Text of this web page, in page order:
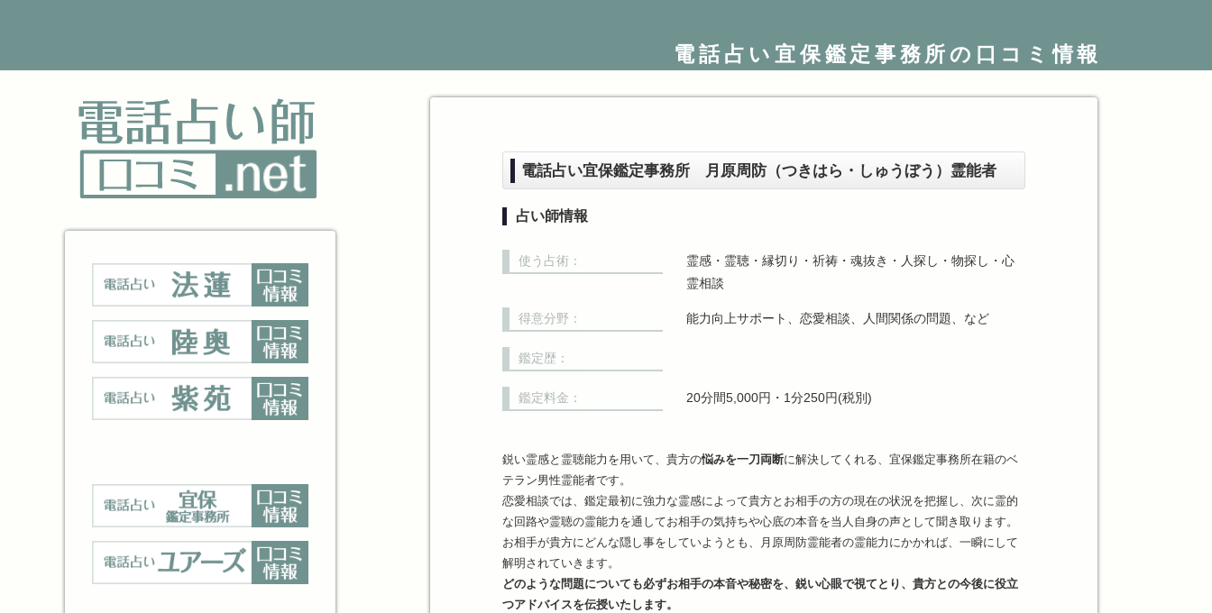
電話占い宜保鑑定事務所の口コミ情報
電話占い宜保鑑定事務所 月原周防（つきはら・しゅうぼう）霊能者
占い師情報
使う占術：
霊感・霊聴・縁切り・祈祷・魂抜き・人探し・物探し・心
霊相談
得意分野： 能力向上サポート、恋愛相談、人間関係の問題、など
鑑定歴：
鑑定料金： 20分間5,000円・1分250円(税別)
鋭い霊感と霊聴能力を用いて、貴方の悩みを一刀両断に解決してくれる、宜保鑑定事務所在籍のベ
テラン男性霊能者です。
恋愛相談では、鑑定最初に強力な霊感によって貴方とお相手の方の現在の状況を把握し、次に霊的
な回路や霊聴の霊能力を通してお相手の気持ちや心底の本音を当人自身の声として聞き取ります。
お相手が貴方にどんな隠し事をしていようとも、月原周防霊能者の霊能力にかかれば、一瞬にして
解明されていきます。
どのような問題についても必ずお相手の本音や秘密を、鋭い心眼で視てとり、貴方との今後に役立
つアドバイスを伝授いたします。